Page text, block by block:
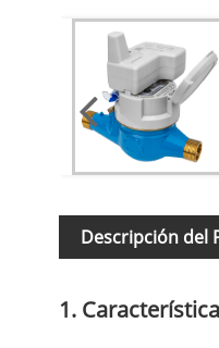
Descripción del
1.